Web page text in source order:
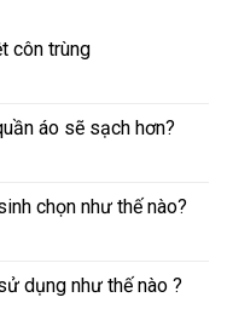
côn trùng
áo sẽ sạch hơn?
chọn như thế nào?
dụng như thế nào ?